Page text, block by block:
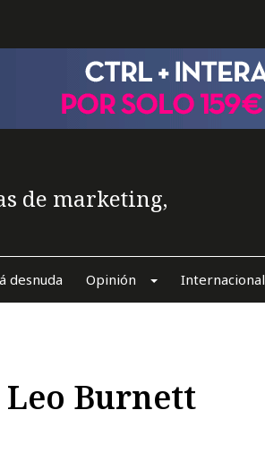
de marketing,
desnuda Opinión Internacional
Burnett